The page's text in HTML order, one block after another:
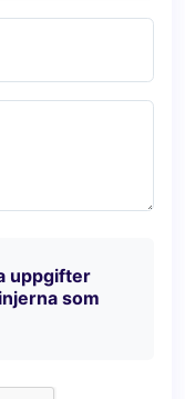
uppgifter
som